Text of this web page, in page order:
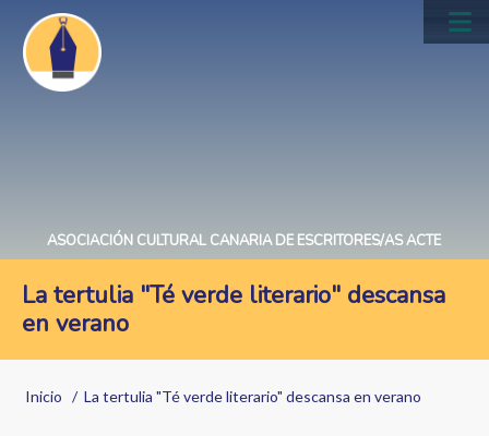
Pasar
contenido
principal
ASOCIACIÓN CULTURAL CANARIA DE ESCRITORES/AS ACTE
La tertulia "Té verde literario" descansa
en verano
Sobrescribir
Inicio La tertulia "Té verde literario" descansa en verano